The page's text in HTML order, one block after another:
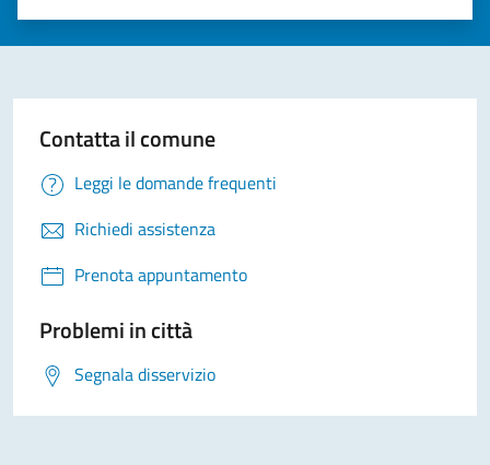
Valuta 5 stelle su 5
Valuta 4 stelle su 5
Valuta 3 stelle su 5
Valuta 2 stelle su 5
Valuta 1 stelle su 5
Contatta il comune
Leggi le domande frequenti
Richiedi assistenza
Prenota appuntamento
Problemi in città
Segnala disservizio